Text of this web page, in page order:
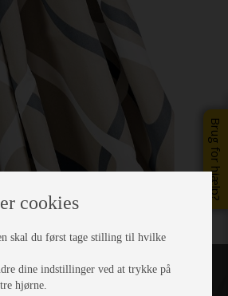
Brug for hjælp?
cookies
skal du først tage stilling til hvilke
dine indstillinger ved at trykke på
hjørne.